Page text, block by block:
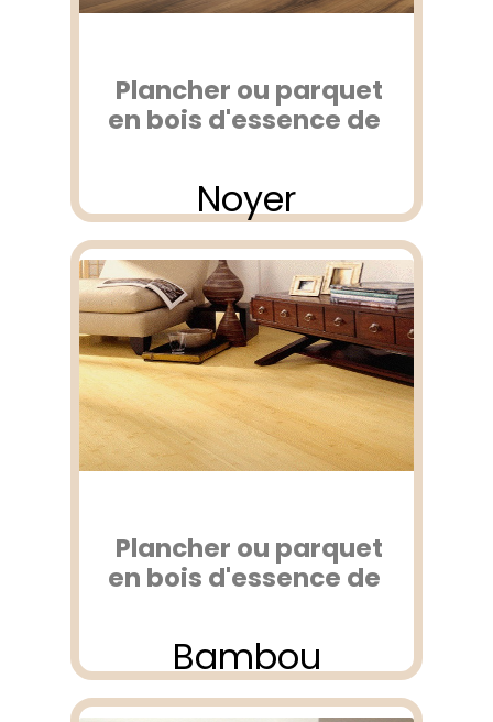
Plancher ou parquet
en bois d'essence de
Noyer
Plancher ou parquet
en bois d'essence de
Bambou